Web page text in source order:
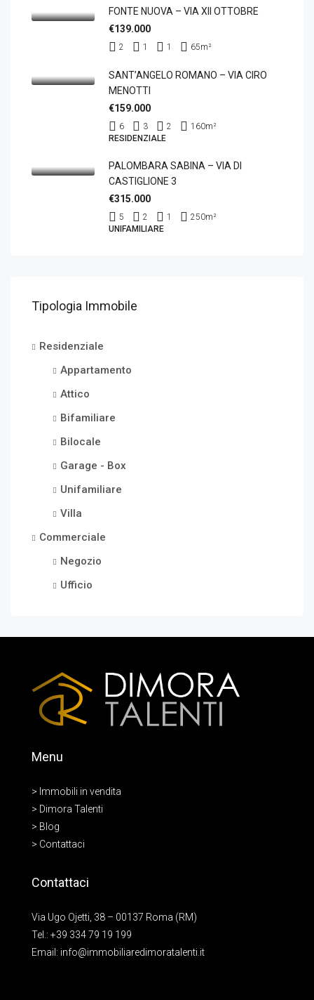
FONTE NUOVA – VIA XII OTTOBRE
€139.000
2 1 1 65m²
SANT’ANGELO ROMANO – VIA CIRO
MENOTTI
€159.000
6 3 2 160m²
RESIDENZIALE
PALOMBARA SABINA – VIA DI
CASTIGLIONE 3
€315.000
5 2 1 250m²
UNIFAMILIARE
Tipologia Immobile
Residenziale
Appartamento
Attico
Bifamiliare
Bilocale
Garage - Box
Unifamiliare
Villa
Commerciale
Negozio
Ufficio
Menu
> Immobili in vendita
> Dimora Talenti
> Blog
> Contattaci
Contattaci
Via Ugo Ojetti, 38 – 00137 Roma (RM)
Tel.: +39 334 79 19 199
Email: info@immobiliaredimoratalenti.it